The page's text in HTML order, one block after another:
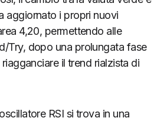
aggiornato i propri nuovi
4,20, permettendo alle
Try, dopo una prolungata fase
il trend rialzista di
RSI si trova in una